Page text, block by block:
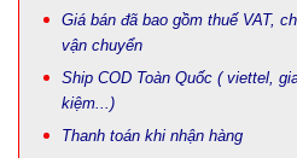
Giá bán đã bao gồm thuế VAT,
vận chuyển
Ship COD Toàn Quốc ( viettel,
kiệm...)
Thanh toán khi nhận hàng